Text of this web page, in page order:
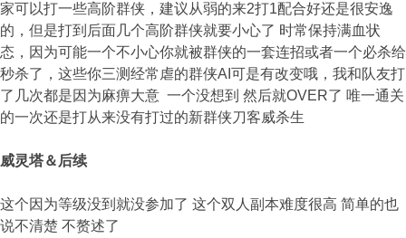
家可以打一些高阶群侠，建议从弱的来2打1配合好还是很安逸
的，但是打到后面几个高阶群侠就要小心了 时常保持满血状
态，因为可能一个不小心你就被群侠的一套连招或者一个必杀给
秒杀了，这些你三测经常虐的群侠AI可是有改变哦，我和队友打
了几次都是因为麻痹大意 一个没想到 然后就OVER了 唯一通关
的一次还是打从来没有打过的新群侠刀客威杀生
威灵塔＆后续
这个因为等级没到就没参加了 这个双人副本难度很高 简单的也
说不清楚 不赘述了